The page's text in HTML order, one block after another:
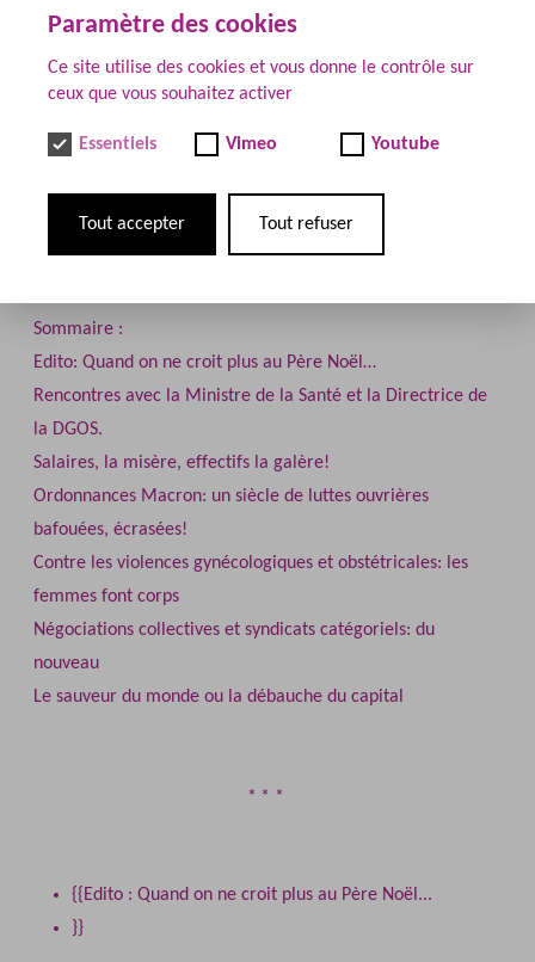
Documents
13 / 12 / 2017
Sommaire :
Edito: Quand on ne croit plus au Père Noël…
Rencontres avec la Ministre de la Santé et la Directrice de
la DGOS.
Salaires, la misère, effectifs la galère!
Ordonnances Macron: un siècle de luttes ouvrières
bafouées, écrasées!
Contre les violences gynécologiques et obstétricales: les
femmes font corps
Négociations collectives et syndicats catégoriels: du
nouveau
Le sauveur du monde ou la débauche du capital
{{Edito : Quand on ne croit plus au Père Noël...
}}
Paramètre des cookies
Ce site utilise des cookies et vous donne le contrôle sur
ceux que vous souhaitez activer
Essentiels Vimeo Youtube
Tout accepter Tout refuser